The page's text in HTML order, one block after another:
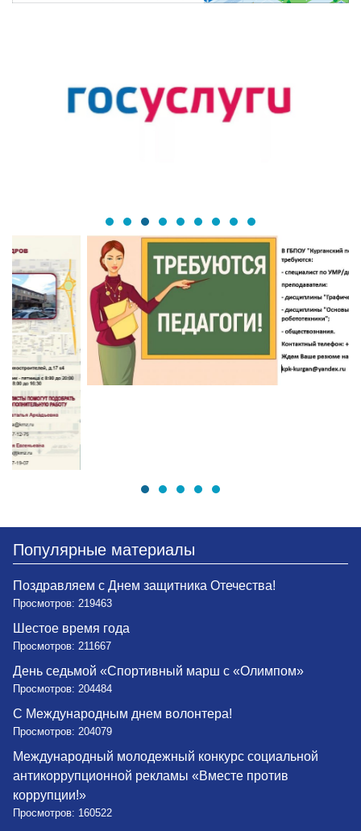
Популярные материалы
Поздравляем с Днем защитника Отечества!
Просмотров: 219463
Шестое время года
Просмотров: 211667
День седьмой «Спортивный марш с «Олимпом»
Просмотров: 204484
С Международным днем волонтера!
Просмотров: 204079
Международный молодежный конкурс социальной
антикоррупционной рекламы «Вместе против
коррупции!»
Просмотров: 160522